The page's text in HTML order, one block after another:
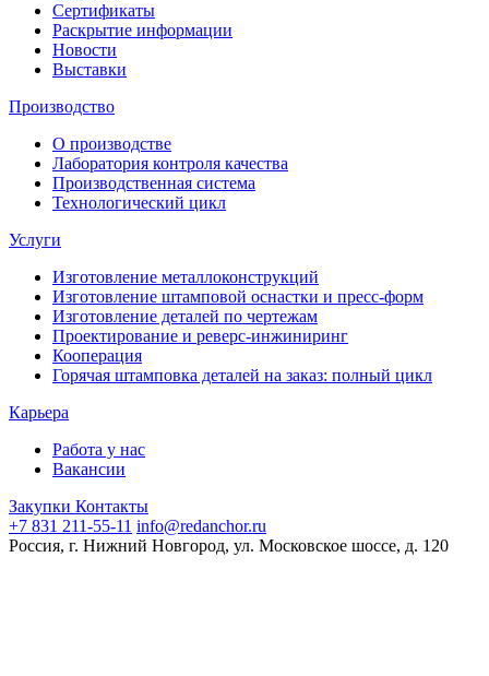
Сертификаты
Раскрытие информации
Новости
Выставки
Производство
О производстве
Лаборатория контроля качества
Производственная система
Технологический цикл
Услуги
Изготовление металлоконструкций
Изготовление штамповой оснастки и пресс-форм
Изготовление деталей по чертежам
Проектирование и реверс-инжиниринг
Кооперация
Горячая штамповка деталей на заказ: полный цикл
Карьера
Работа у нас
Вакансии
Закупки Контакты
+7 831 211-55-11 info@redanchor.ru
Россия, г. Нижний Новгород, ул. Московское шоссе, д. 120